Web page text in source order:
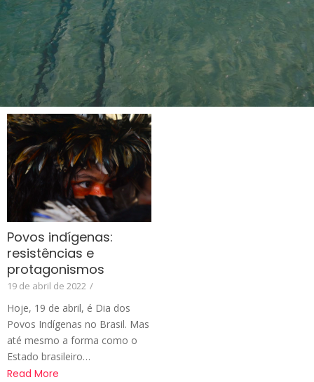
Povos indígenas:
resistências e
protagonismos
19 de abril de 2022 /
Hoje, 19 de abril, é Dia dos
Povos Indígenas no Brasil. Mas
até mesmo a forma como o
Estado brasileiro…
Read More